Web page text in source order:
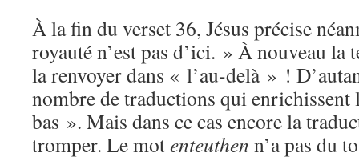
À la fin du verset 36, Jésus précise
royauté n’est pas d’ici. » À nouveau la
la renvoyer dans « l’au-delà » !
nombre de traductions qui
bas ». Mais dans ce cas encore la
tromper. Le motenteuthen n’a pas du